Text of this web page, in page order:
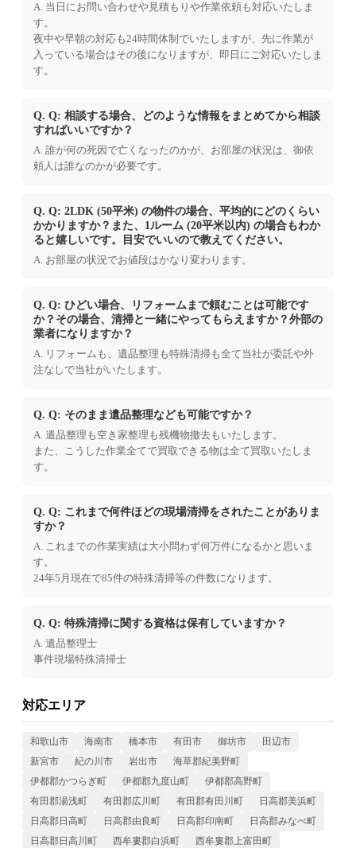
A. 当日にお問い合わせや見積もりや作業依頼も対応いたしま
す。
夜中や早朝の対応も24時間体制でいたしますが、先に作業が
入っている場合はその後になりますが、即日にご対応いたしま
す。
Q. Q: 相談する場合、どのような情報をまとめてから相談
すればいいですか？
A. 誰が何の死因で亡くなったのかが、お部屋の状況は、御依
頼人は誰なのかが必要です。
Q. Q: 2LDK (50平米) の物件の場合、平均的にどのくらい
かかりますか？また、1ルーム (20平米以内) の場合もわか
ると嬉しいです。目安でいいので教えてください。
A. お部屋の状況でお値段はかなり変わります。
Q. Q: ひどい場合、リフォームまで頼むことは可能です
か？その場合、清掃と一緒にやってもらえますか？外部の
業者になりますか？
A. リフォームも、遺品整理も特殊清掃も全て当社が委託や外
注なしで当社がいたします。
Q. Q: そのまま遺品整理なども可能ですか？
A. 遺品整理も空き家整理も残機物撤去もいたします。
また、こうした作業全てで買取できる物は全て買取いたしま
す。
Q. Q: これまで何件ほどの現場清掃をされたことがありま
すか？
A. これまでの作業実績は大小問わず何万件になるかと思いま
す。
24年5月現在で85件の特殊清掃等の件数になります。
Q. Q: 特殊清掃に関する資格は保有していますか？
A. 遺品整理士
事件現場特殊清掃士
対応エリア
和歌山市 海南市 橋本市 有田市 御坊市
田辺市
新宮市
紀の川市 岩出市
海草郡紀美野町
伊都郡かつらぎ町
伊都郡九度山町
伊都郡高野町
有田郡湯浅町
有田郡広川町 有田郡有田川町
日高郡美浜町
日高郡日高町
日高郡由良町 日高郡印南町
日高郡みなべ町
日高郡日高川町
西牟婁郡白浜町
西牟婁郡上富田町